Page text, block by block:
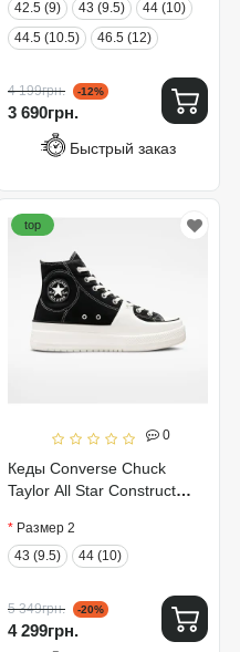
42.5 (9) 43 (9.5)
44 (10)
44.5 (10.5)
46.5 (12)
4 199грн. -12%
3 690грн.
Быстрый заказ
0
Кеды Converse Chuck
Taylor All Star Construct
top
Размер 2
43 (9.5)
44 (10)
5 349грн. -20%
4 299грн.